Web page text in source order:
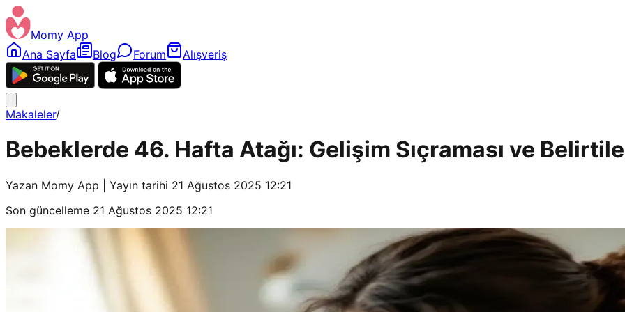
Momy App
Ana Sayfa
Blog Forum Alışveriş
Makaleler/
Bebeklerde 46. Hafta Atağı: Gelişim Sıçraması ve
Yazan Momy App | Yayın tarihi 21 Ağustos 2025 12:21
Son güncelleme 21 Ağustos 2025 12:21